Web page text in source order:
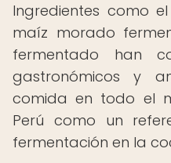
Ingredientes como
maíz morado
fermentado han
gastronómicos y
comida en todo el
Perú como un
fermentación en la